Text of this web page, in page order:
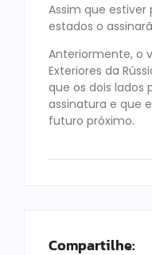
Assim que estiver
estados o
Anteriormente, o
Exteriores da
que os dois lados
assinatura e que
futuro próximo.
Compartilhe: